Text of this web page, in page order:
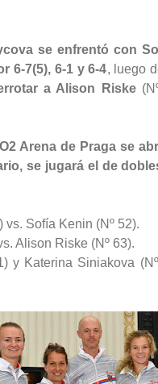
se enfrentó con
6-7(5), 6-1 y 6-4, luego
a Alison Riske
Arena de Praga se
se jugará el de
vs. Sofía Kenin (Nº 52).
Alison Riske (Nº 63).
y Katerina Siniakova